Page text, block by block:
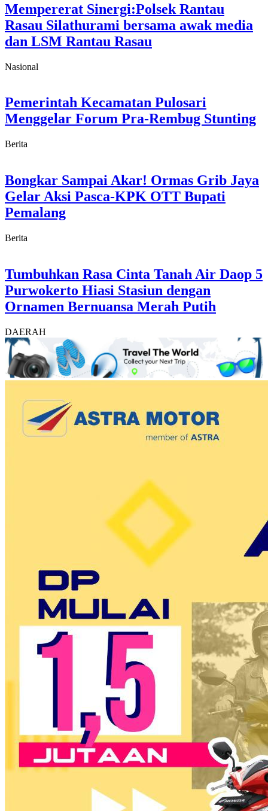
Mempererat Sinergi:Polsek Rantau
Rasau Silathurami bersama awak media
dan LSM Rantau Rasau
Nasional
Pemerintah Kecamatan Pulosari
Menggelar Forum Pra-Rembug Stunting
Berita
Bongkar Sampai Akar! Ormas Grib Jaya
Gelar Aksi Pasca-KPK OTT Bupati
Pemalang
Berita
Tumbuhkan Rasa Cinta Tanah Air Daop 5
Purwokerto Hiasi Stasiun dengan
Ornamen Bernuansa Merah Putih
DAERAH